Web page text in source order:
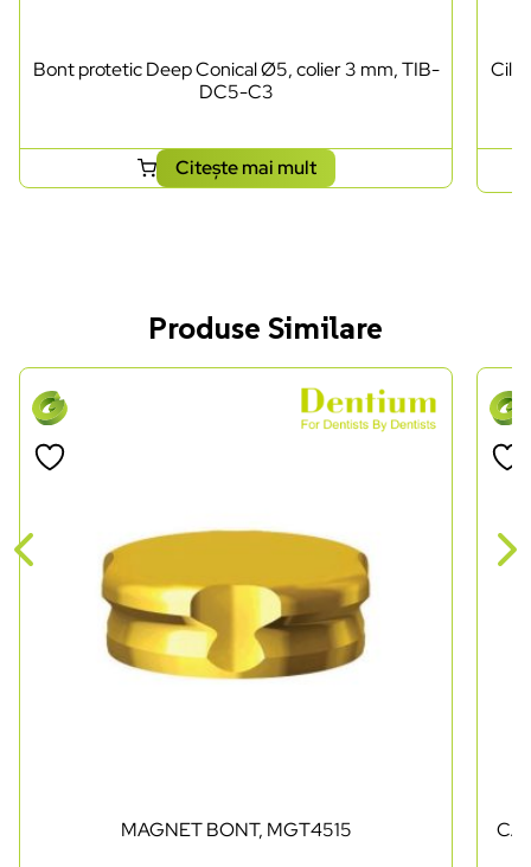
Bont protetic Deep Conical Ø5, colier 3 mm, TIB-
DC5-C3
Citește mai mult
Produse Similare
MAGNET BONT, MGT4515